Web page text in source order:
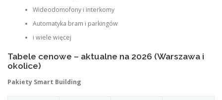
Wideodomofony i interkomy
Automatyka bram i parkingów
i wiele więcej
Tabele cenowe – aktualne na 2026 (Warszawa i
okolice)
Pakiety Smart Building